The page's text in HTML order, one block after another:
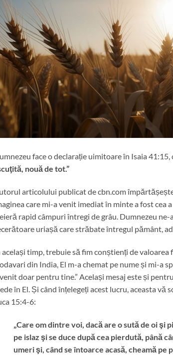
face o declarație uimitoare în Isaia
nouă de tot.”
articolului publicat de cbn.com
care mi-a venit imediat în minte a fost cea
rapid câmpuri întregi de grâu. Dumnezeu ne-
uriașă care străbate întregul pământ,
același timp, trebuie să fim conștienți de
din India, El m-a chemat pe nume și mi-a
doar pentru tine.” Același mesaj este și
în El. Și când înțelegeți acest lucru, aceasta
15:4-6:
„Care om dintre voi, dacă are o sută de oi şi
pe islaz şi se duce după cea pierdută, până
umeri şi, când se întoarce acasă, cheamă